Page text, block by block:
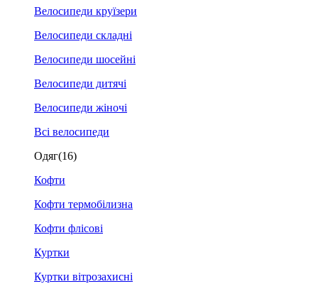
Велосипеди круїзери
Велосипеди складні
Велосипеди шосейні
Велосипеди дитячі
Велосипеди жіночі
Всі велосипеди
Одяг(16)
Кофти
Кофти термобілизна
Кофти флісові
Куртки
Куртки вітрозахисні